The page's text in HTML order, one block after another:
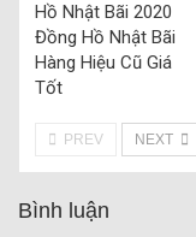
Hồ Nhật Bãi 2020
Đồng Hồ Nhật Bãi
Hàng Hiệu Cũ Giá
Tốt
PREV NEXT
Bình luận